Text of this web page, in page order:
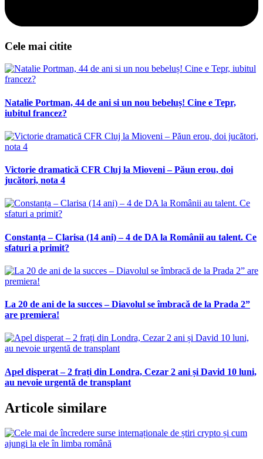
Cele mai citite
Natalie Portman, 44 de ani si un nou bebeluș! Cine e Tepr,
iubitul francez?
Victorie dramatică CFR Cluj la Mioveni – Păun erou, doi
jucători, nota 4
Constanța – Clarisa (14 ani) – 4 de DA la Românii au talent. Ce
sfaturi a primit?
La 20 de ani de la succes – Diavolul se îmbracă de la Prada 2”
are premiera!
Apel disperat – 2 frați din Londra, Cezar 2 ani și David 10 luni,
au nevoie urgentă de transplant
Articole similare